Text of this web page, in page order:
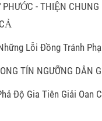
- THIỆN
Lỗi Đồng Tránh
TÍN NGƯỠNG DÂN
Độ Gia Tiên Giải Oan